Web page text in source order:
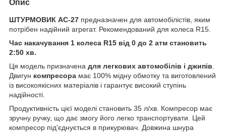
Опис
ШТУРМОВИК AC-27 предназначен для автомобілістів, яким
потрібен надійний агрегат. Рекомендований для колеса R15.
Час накачування 1 колеса R15 від 0 до 2 атм становить
2:50 хв.
Ця модель призначена для легкових автомобілів і джипів
Двигун компресора має 100% мідну обмотку та виготовлений
із високоякісних матеріалів і гарантує високий ступінь
надійності.
Продуктивність цієї моделі становить 35 л/хв. Компресор має
зручну ручку, що дає змогу його легко транспортувати. Цей
компресор під'єднується в прикурювач. Довжина шнура